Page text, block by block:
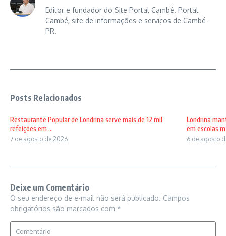
Editor e fundador do Site Portal Cambé. Portal
Cambé, site de informações e serviços de Cambé -
PR.
Posts Relacionados
Restaurante Popular de Londrina serve mais de 12 mil
refeições em ...
7 de agosto de 2026
Londrina
em escolas
6 de agosto
Deixe um Comentário
O seu endereço de e-mail não será publicado. Campos
obrigatórios são marcados com *